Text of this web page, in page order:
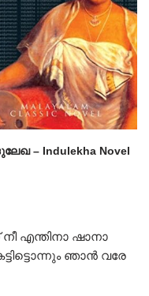
– Indulekha Novel
എന്തിനാ ഷാനാ
ഞാൻ വരേ